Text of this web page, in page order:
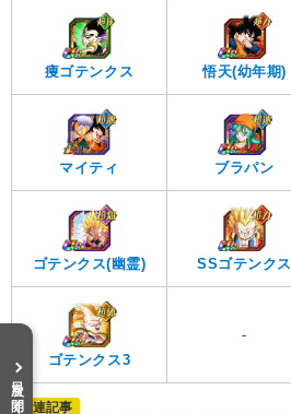
痩ゴテンクス 悟天(幼年期)
マイティ ブラパン
ゴテンクス(幽霊) SSゴテンクス
ゴテンクス3
-
目次を開く